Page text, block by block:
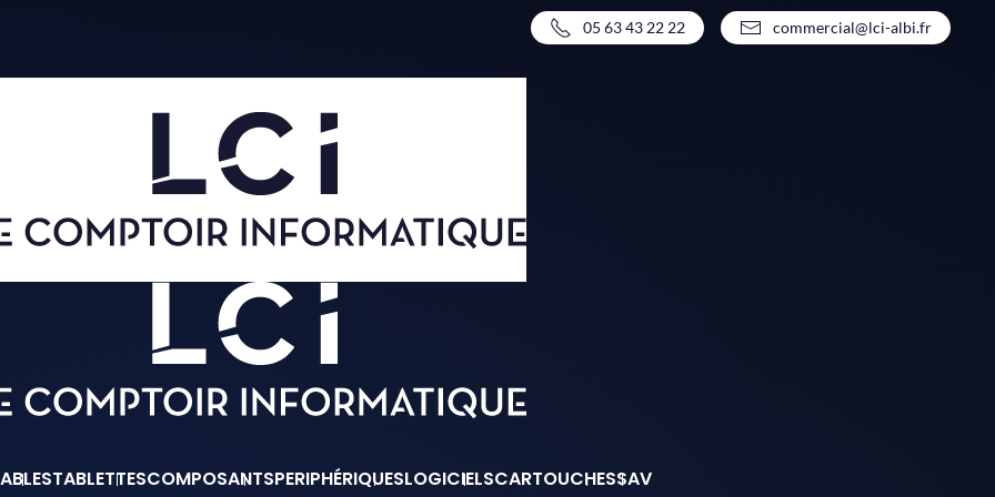
05 63 43 22 22 commercial@lci-albi.fr
TABLETTESCOMPOSANTSPERIPHÉRIQUESLOGICIELSCARTOUCHESSAV